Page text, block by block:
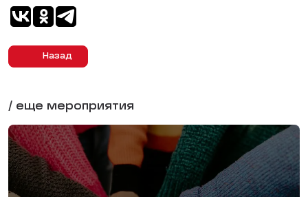
Назад
/ еще мероприятия